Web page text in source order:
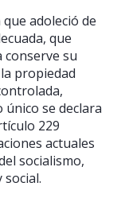
adoleció de
que
su
propiedad
se declara
229
actuales
socialismo,